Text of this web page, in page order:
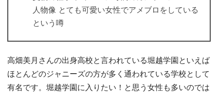
人物像 とても可愛い女性でアメブロをしている
という噂
高畑美月さんの出身高校と言われている堀越学園といえば
ほとんどのジャニーズの方が多く通われている学校として
有名です。堀越学園に入りたい！と思う女性も多いのでは